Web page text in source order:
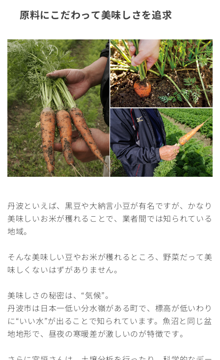
原料にこだわって美味しさを追求
丹波といえば、黒豆や大納言小豆が有名ですが、かなり
美味しいお米が穫れることで、業者間では知られている
地域。
そんな美味しい豆やお米が穫れるところ、野菜だって美
味しくないはずがありません。
美味しさの秘密は、“気候”。
丹波市は日本一低い分水嶺がある町で、標高が低いわり
に“いい水”が出ることで知られています。魚沼と同じ盆
地地形で、昼夜の寒暖差が激しいのが特徴です。